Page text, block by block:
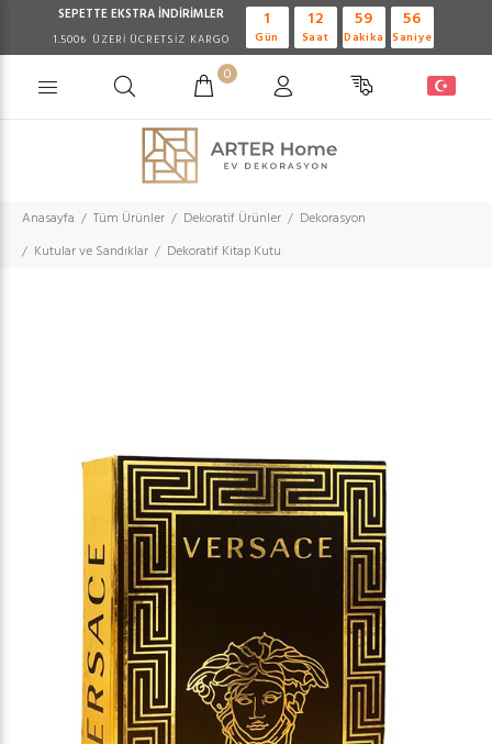
SEPETTE EKSTRA İNDİRİMLER
1.500₺ ÜZERİ ÜCRETSİZ KARGO
1
Gün
12
Saat
59
Dakika
55
Saniye
0
Anasayfa Tüm Ürünler Dekoratif Ürünler
Dekorasyon
Kutular ve Sandıklar
Dekoratif Kitap Kutu